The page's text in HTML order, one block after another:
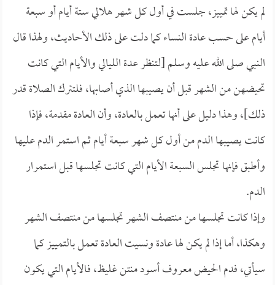
لم يكن لها تمييز، جلست في أول كل شهر هلالي ستة أيام أو سبعة
أيام على حسب عادة النساء كما دلت على ذلك الأحاديث، ولهذا قال
النبي صلى الله عليه وسلم [لتنظر عدة الليالي والأيام التي كانت
تحيضهن من الشهر قبل أن يصيبها الذي أصابها، فلتترك الصلاة قدر
ذلك]، وهذا دليل على أنها تعمل بالعادة، وأن العادة مقدمة، فإذا
كانت يصيبها الدم من أول كل شهر سبعة أيام ثم استمر الدم عليها
وأطبق فإنها تجلس السبعة الأيام التي كانت تجلسها قبل استمرار
الدم.
وإذا كانت تجلسها من منتصف الشهر تجلسها من منتصف الشهر
وهكذا، أما إذا لم يكن لها عادة ونسيت العادة تعمل بالتمييز كما
سيأتي، فدم الحيض معروف أسود منتن غليظ، فالأيام التي يكون